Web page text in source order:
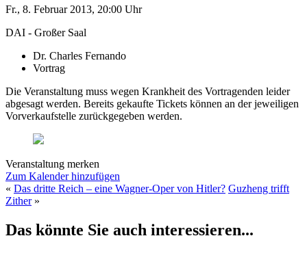
Fr., 8. Februar 2013, 20:00 Uhr
DAI - Großer Saal
Dr. Charles Fernando
Vortrag
Die Veranstaltung muss wegen Krankheit des Vortragenden leider
abgesagt werden. Bereits gekaufte Tickets können an der jeweiligen
Vorverkaufstelle zurückgegeben werden.
Veranstaltung merken
Zum Kalender hinzufügen
« Das dritte Reich – eine Wagner-Oper von Hitler? Guzheng trifft
Zither»
Das könnte Sie auch interessieren...